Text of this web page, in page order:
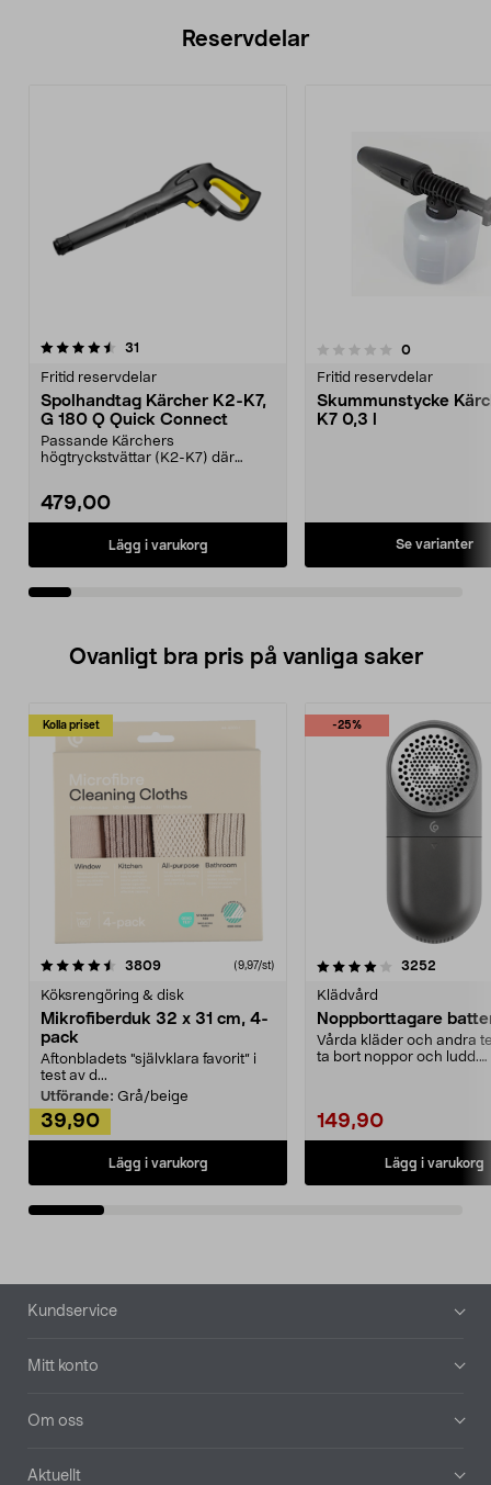
Reservdelar
31
Fritid reservdelar
Spolhandtag Kärcher K2-K7,
G 180 Q Quick Connect
Passande Kärchers
högtryckstvättar (K2-K7) där
479,00
Lägg i varukorg
0.0 av 5 stjärnor 0recensioner
Fritid reservdelar
Skummunstycke
K7 0,3 l
Se varianter
0.0 av 5 stjärnor
Ovanligt bra pris på vanliga saker
Kolla priset
3809recensioner (9,97/st)
Köksrengöring & disk
Mikrofiberduk 32 x 31 cm, 4-
pack
Aftonbladets "självklara favorit” i
test av d...
Utförande: Grå/beige
39,90
Lägg i varukorg
-25%
4.0av 5 stjärnor 3252
Klädvård
Noppborttagare
Vårda kläder och andra
ta bort noppor och ludd.
149,90
Lägg i varukorg
4.5av 5 stjärnor
Sidfot
Kundservice
Mitt konto
Om oss
Aktuellt